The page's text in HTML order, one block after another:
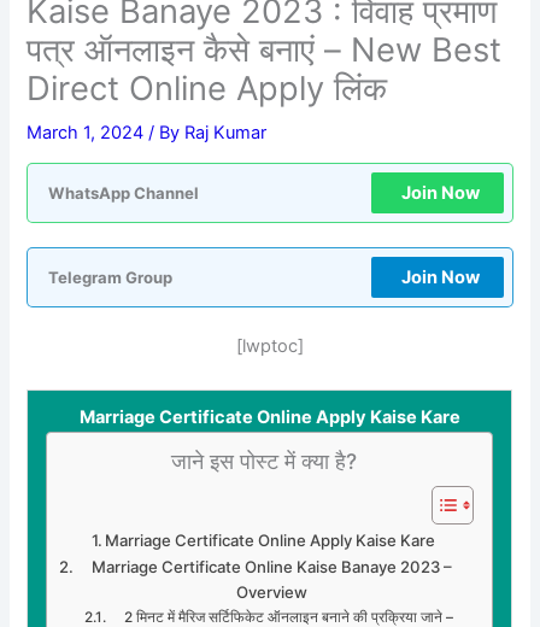
Kaise Banaye 2023 : विवाह प्रमाण
पत्र ऑनलाइन कैसे बनाएं – New Best
Direct Online Apply लिंक
March 1, 2024/ By Raj Kumar
WhatsApp Channel Join Now
Telegram Group Join Now
[lwptoc]
Marriage Certificate Online Apply Kaise Kare
जाने इस पोस्ट में क्या है?
Marriage Certificate Online Apply Kaise Kare
Marriage Certificate Online Kaise Banaye 2023 –
Overview
2 मिनट में मैरिज सर्टिफिकेट ऑनलाइन बनाने की प्रक्रिया जाने –